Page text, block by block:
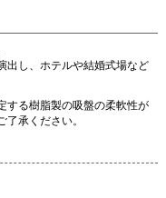
出し、ホテルや結婚式場など
する樹脂製の吸盤の柔軟性が
承ください。